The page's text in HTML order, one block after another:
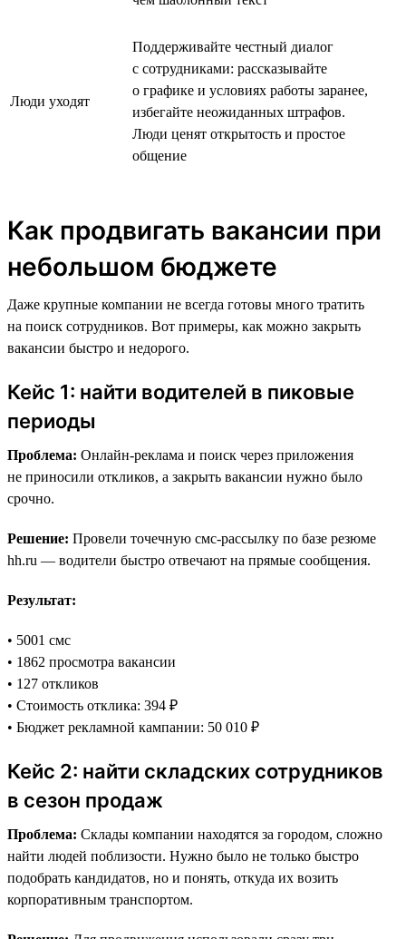
Люди уходят
Поддерживайте честный диалог
с сотрудниками: рассказывайте
о графике и условиях работы заранее,
избегайте неожиданных штрафов.
Люди ценят открытость и простое
общение
Как продвигать вакансии при
небольшом бюджете
Даже крупные компании не всегда готовы много тратить
на поиск сотрудников. Вот примеры, как можно закрыть
вакансии быстро и недорого.
Кейс 1: найти водителей в пиковые
периоды
Проблема: Онлайн-реклама и поиск через приложения
не приносили откликов, а закрыть вакансии нужно было
срочно.
Решение: Провели точечную смс-рассылку по базе резюме
hh.ru — водители быстро отвечают на прямые сообщения.
Результат:
• 5001 смс
• 1862 просмотра вакансии
• 127 откликов
• Стоимость отклика: 394 ₽
• Бюджет рекламной кампании: 50 010 ₽
Кейс 2: найти складских сотрудников
в сезон продаж
Проблема: Склады компании находятся за городом, сложно
найти людей поблизости. Нужно было не только быстро
подобрать кандидатов, но и понять, откуда их возить
корпоративным транспортом.